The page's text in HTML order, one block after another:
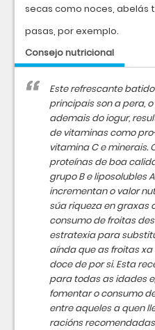
secas como noces, abelás
pasas, por exemplo.
Consejo nutricional
Este refrescante
principais son a pera,
ademais do iogur,
de vitaminas como
vitamina C e minerais.
proteínas de boa
grupo B e liposolubles
incrementan o valor
súa riqueza en graxas
consumo de froitas
estratexia para
aínda que as froitas
doce de por si. Esta
para todas as idades
fomentar o consumo
entre aqueles a quen
racións